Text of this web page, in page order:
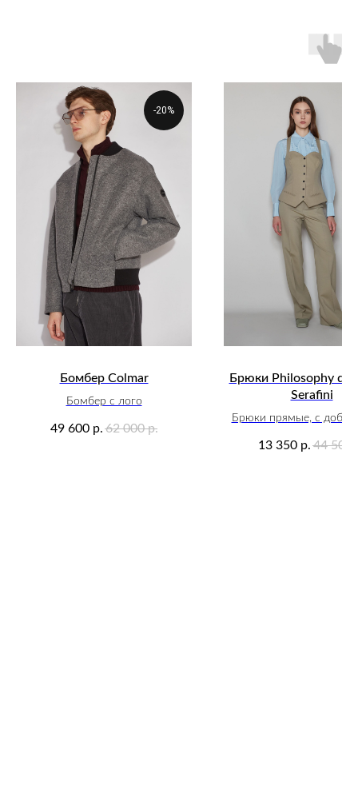
-20%
Бомбер Colmar
Бомбер с лого
49 600 р. 62 000 р.
Брюки Philosophy di
Serafini
Брюки прямые, с
13 350 р. 44 500